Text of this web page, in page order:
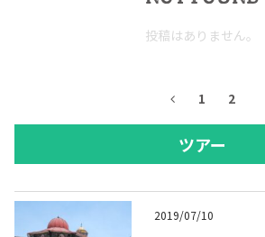
投稿はありません。
1 2
ツアー
2019/07/10